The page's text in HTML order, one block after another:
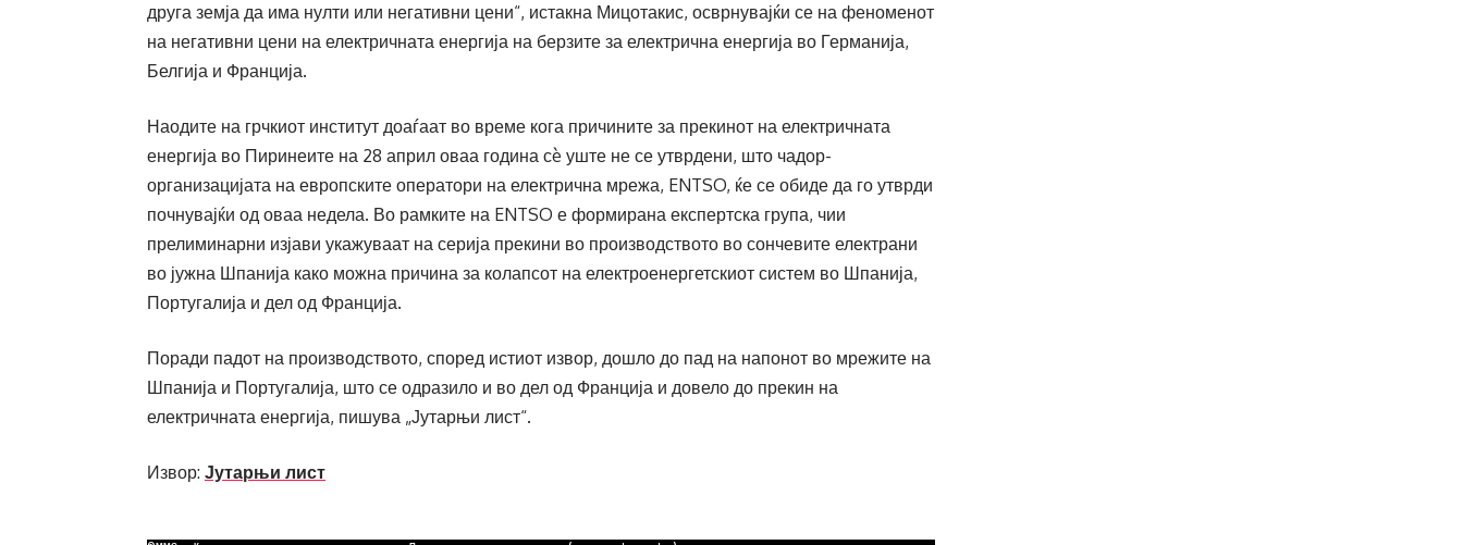
друга земја да има нулти или негативни цени“, истакна Мицотакис, осврнувајќи се на феноменот
на негативни цени на електричната енергија на берзите за електрична енергија во Германија,
Белгија и Франција.
Наодите на грчкиот институт доаѓаат во време кога причините за прекинот на електричната
енергија во Пиринеите на 28 април оваа година сè уште не се утврдени, што чадор-
организацијата на европските оператори на електрична мрежа, ENTSO, ќе се обиде да го утврди
почнувајќи од оваа недела. Во рамките на ENTSO е формирана експертска група, чии
прелиминарни изјави укажуваат на серија прекини во производството во сончевите електрани
во јужна Шпанија како можна причина за колапсот на електроенергетскиот систем во Шпанија,
Португалија и дел од Франција.
Поради падот на производството, според истиот извор, дошло до пад на напонот во мрежите на
Шпанија и Португалија, што се одразило и во дел од Франција и довело до прекин на
електричната енергија, пишува „Јутарњи лист“.
Извор: Јутарњи лист